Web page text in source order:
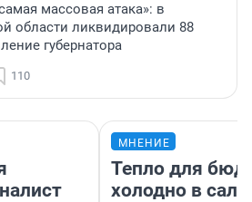
массовая атака»: в
области ликвидировали 88
губернатора
110
МНЕНИЕ
Тепло для
холодно в